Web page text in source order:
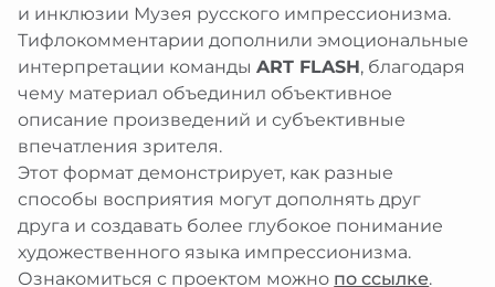
и инклюзии Музея русского импрессионизма.
Тифлокомментарии дополнили эмоциональные
интерпретации командыART FLASH, благодаря
чему материал объединил объективное
описание произведений и субъективные
впечатления зрителя.
Этот формат демонстрирует, как разные
способы восприятия могут дополнять друг
друга и создавать более глубокое понимание
художественного языка импрессионизма.
Ознакомиться с проектом можно по ссылке.